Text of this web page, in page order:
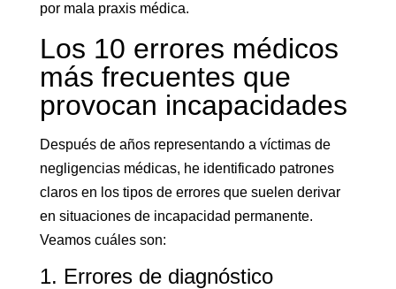
por mala praxis médica.
Los 10 errores médicos
más frecuentes que
provocan incapacidades
Después de años representando a víctimas de
negligencias médicas, he identificado patrones
claros en los tipos de errores que suelen derivar
en situaciones de incapacidad permanente.
Veamos cuáles son:
1. Errores de diagnóstico